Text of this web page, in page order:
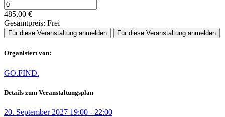
485,00 €
Gesamtpreis: Frei
Für diese Veranstaltung anmelden Für diese Veranstaltung anmelden
Organisiert von:
GO.FIND.
Details zum Veranstaltungsplan
20. September 2027 19:00 - 22:00